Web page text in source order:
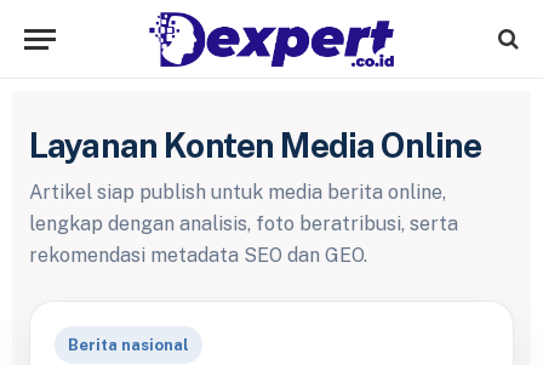
Layanan Konten Media Online
Artikel siap publish untuk media berita online,
lengkap dengan analisis, foto beratribusi, serta
rekomendasi metadata SEO dan GEO.
Berita nasional